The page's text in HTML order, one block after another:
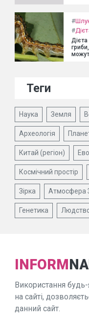
#
#
Дієта
Теги
Наука Земля
Археологія
Китай (регіон)
Космічний простір
Зірка Атмосфера
Генетика
INFORM
Використання
на сайті,
данний сайт.